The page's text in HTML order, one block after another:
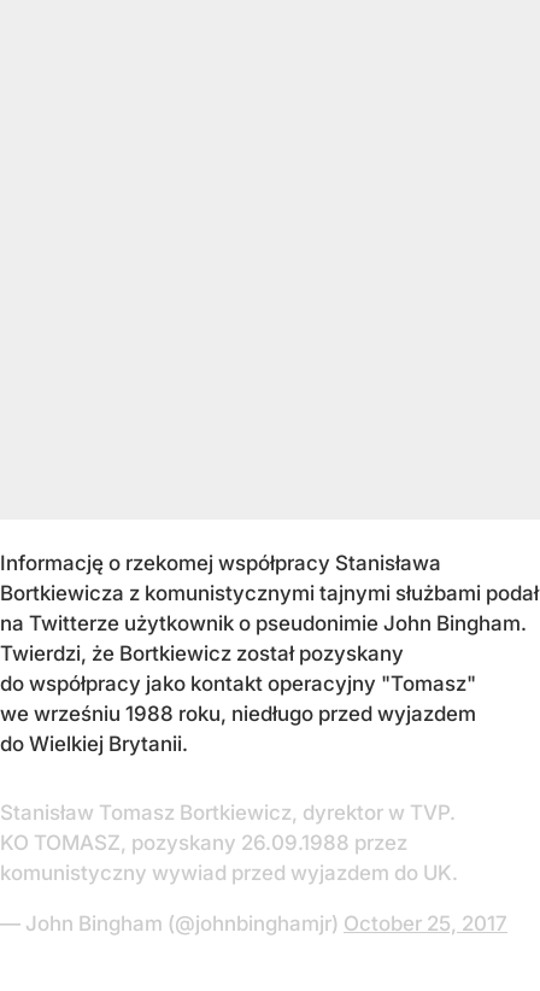
Informację o rzekomej współpracy Stanisława
Bortkiewicza z komunistycznymi tajnymi służbami podał
na Twitterze użytkownik o pseudonimie John Bingham.
Twierdzi, że Bortkiewicz został pozyskany
do współpracy jako kontakt operacyjny "Tomasz"
we wrześniu 1988 roku, niedługo przed wyjazdem
do Wielkiej Brytanii.
Stanisław Tomasz Bortkiewicz, dyrektor w TVP.
KO TOMASZ, pozyskany 26.09.1988 przez
komunistyczny wywiad przed wyjazdem do UK.
— John Bingham (@johnbinghamjr) October 25, 2017